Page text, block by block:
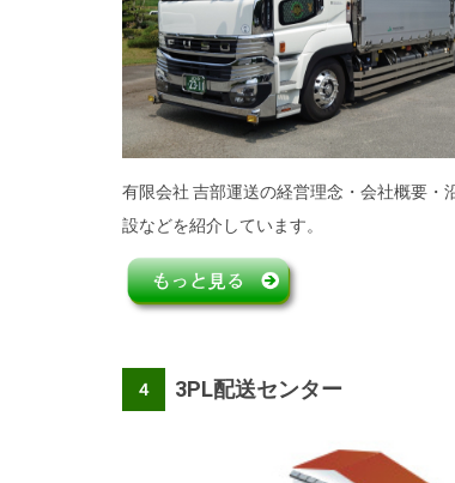
有限会社 吉部運送の経営理念・会社概要・
設などを紹介しています。
４ 3PL配送センター